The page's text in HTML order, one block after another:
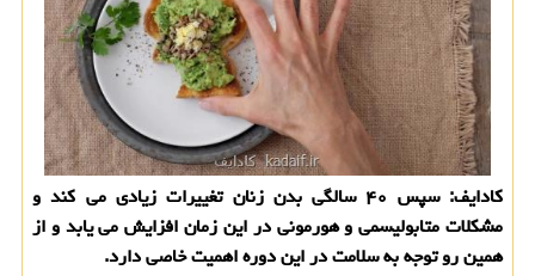
كادایف: سپس ۴۰ سالگی بدن زنان تغییرات زیادی می كند و
مشكلات متابولیسمی و هورمونی در این زمان افزایش می یابد و از
همین رو توجه به سلامت در این دوره اهمیت خاصی دارد.